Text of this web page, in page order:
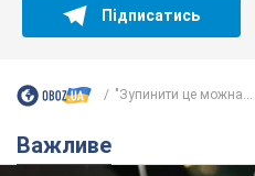
Підписатись
"Зупинити це можна...
Важливе